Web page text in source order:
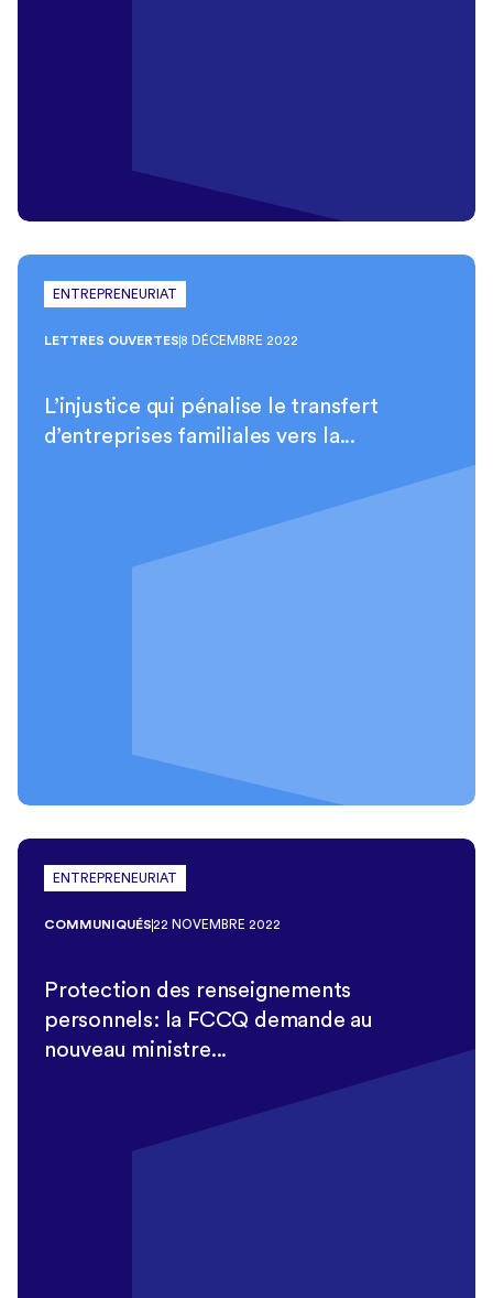
ENTREPRENEURIAT
LETTRES OUVERTES 8 DÉCEMBRE 2022
L’injustice qui pénalise le transfert
d’entreprises familiales vers la...
ENTREPRENEURIAT
COMMUNIQUÉS22 NOVEMBRE 2022
Protection des renseignements
personnels: la FCCQ demande au
nouveau ministre...